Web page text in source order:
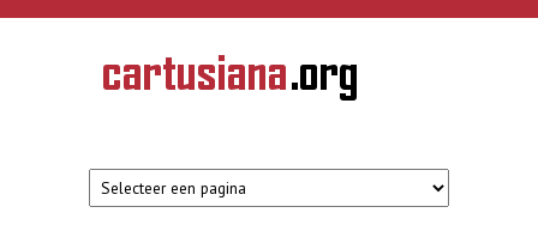
Overslaan en naar de inhoud gaan
CARTUSIANA
Geschiedenis
van de